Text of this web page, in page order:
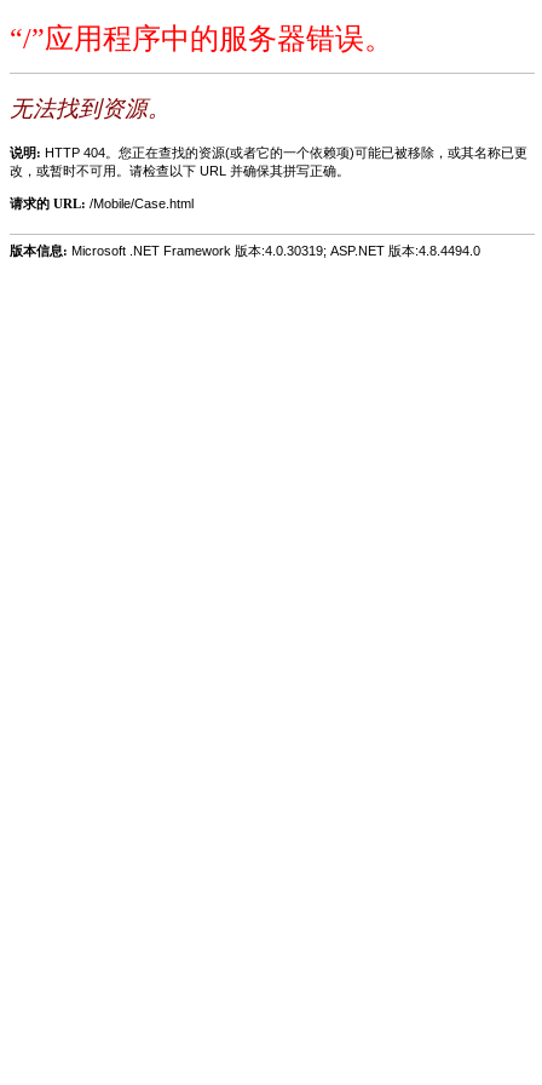
“/”应用程序中的服务器错误。
无法找到资源。
说明: HTTP 404。您正在查找的资源(或者它的一个依赖项)可能已被移除，或其名称已更
改，或暂时不可用。请检查以下 URL 并确保其拼写正确。
请求的 URL: /Mobile/Case.html
版本信息: Microsoft .NET Framework 版本:4.0.30319; ASP.NET 版本:4.8.4494.0